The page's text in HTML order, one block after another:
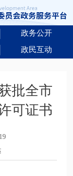
政务公开
政民互动
批全市
可证书